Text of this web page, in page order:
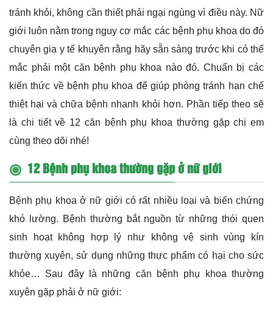
tránh khỏi, không cần thiết phải ngại ngùng vì điều này. Nữ
giới luôn nằm trong nguy cơ mắc các bệnh phụ khoa do đó
chuyên gia y tế khuyên rằng hãy sẵn sàng trước khi có thể
mắc phải một căn bệnh phụ khoa nào đó. Chuẩn bị các
kiến thức về bệnh phụ khoa để giúp phòng tránh hạn chế
thiệt hại và chữa bệnh nhanh khỏi hơn. Phần tiếp theo sẽ
là chi tiết về 12 căn bệnh phụ khoa thường gặp chị em
cùng theo dõi nhé!
12 Bệnh phụ khoa thường gặp ở nữ giới
Bệnh phụ khoa ở nữ giới có rất nhiều loại và biến chứng
khó lường. Bệnh thường bắt nguồn từ những thói quen
sinh hoạt không hợp lý như không vệ sinh vùng kín
thường xuyên, sử dụng những thực phẩm có hại cho sức
khỏe… Sau đây là những căn bệnh phụ khoa thường
xuyên gặp phải ở nữ giới: